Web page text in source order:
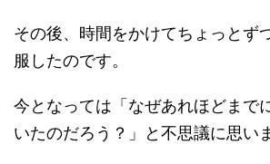
その後、時間をかけてちょっとず
服したのです。
今となっては「なぜあれほどまで
いたのだろう？」と不思議に思い